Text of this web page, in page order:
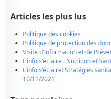
Articles les plus lus
Politique des cookies
Politique de protection des
Visite d'information et de
L'info s'éclaire : Nutrition et
L'info s'éclaire: Stratégies
10/11/2021